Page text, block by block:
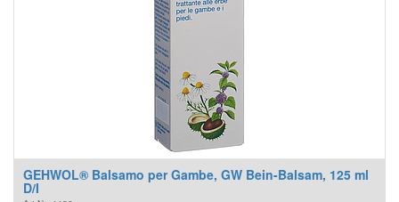
GEHWOL® Balsamo per Gambe, GW Bein-Balsam, 125 ml
D/I